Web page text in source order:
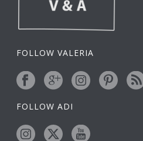
FOLLOW VALERIA
FOLLOW ADI